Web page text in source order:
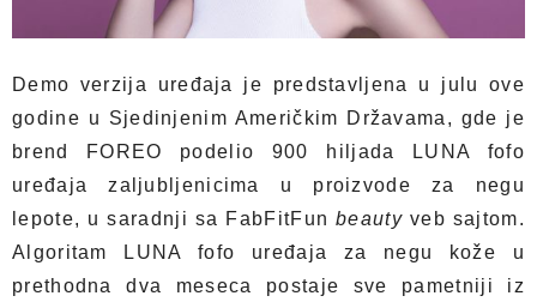
Demo verzija uređaja je predstavljena u julu ove
godine u Sjedinjenim Američkim Državama, gde je
brend FOREO podelio 900 hiljada LUNA fofo
uređaja zaljubljenicima u proizvode za negu
lepote, u saradnji sa FabFitFunbeautyveb sajtom.
Algoritam LUNA fofo uređaja za negu kože u
prethodna dva meseca postaje sve pametniji iz